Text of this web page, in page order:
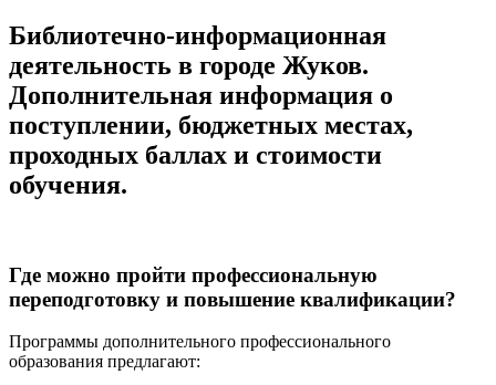
Библиотечно-информационная
деятельность в городе Жуков.
Дополнительная информация о
поступлении, бюджетных местах,
проходных баллах и стоимости
обучения.
Где можно пройти профессиональную
переподготовку и повышение квалификации?
Программы дополнительного профессионального
образования предлагают: